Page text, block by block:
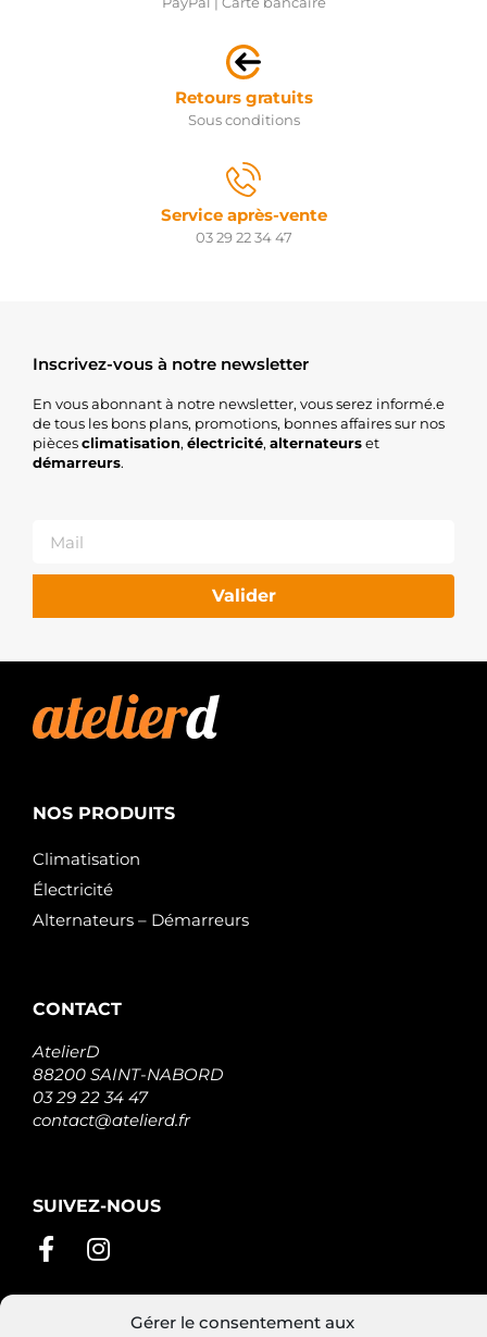
Gérer le consentement aux
Retours gratuits
Sous conditions
Service après-vente
03 29 22 34 47
Inscrivez-vous à notre newsletter
En vous abonnant à notre newsletter, vous serez informé.e
de tous les bons plans, promotions, bonnes affaires sur nos
piècesclimatisation, électricité, alternateurset
démarreurs.
Valider
NOS PRODUITS
Climatisation
Électricité
Alternateurs – Démarreurs
CONTACT
AtelierD
88200 SAINT-NABORD
03 29 22 34 47
contact@atelierd.fr
SUIVEZ-NOUS